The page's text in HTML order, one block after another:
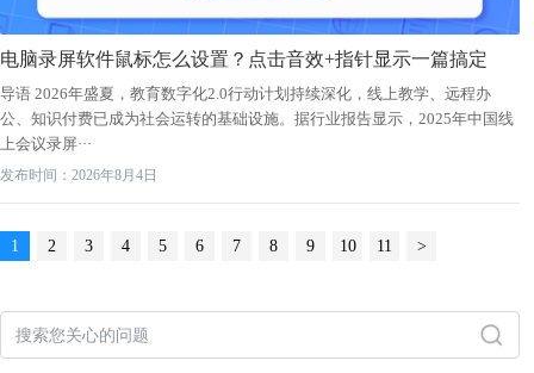
电脑录屏软件鼠标怎么设置？点击音效+指针显示一篇搞定
导语 2026年盛夏，教育数字化2.0行动计划持续深化，线上教学、远程办
公、知识付费已成为社会运转的基础设施。据行业报告显示，2025年中国线
上会议录屏···
发布时间：2026年8月4日
1 2 3 4 5 6 7 8 9 10 11 >